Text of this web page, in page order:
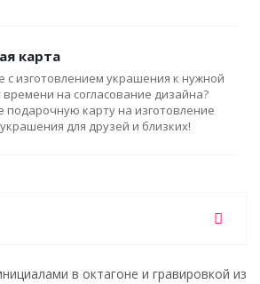
карта
с изготовлением украшения к нужной
времени на согласование дизайна?
подарочную карту на изготовление
для друзей и близких!
в октагоне и гравировкой из